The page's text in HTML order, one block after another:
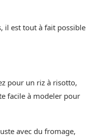
il est tout à fait possible
pour un riz à risotto,
facile à modeler pour
avec du fromage,